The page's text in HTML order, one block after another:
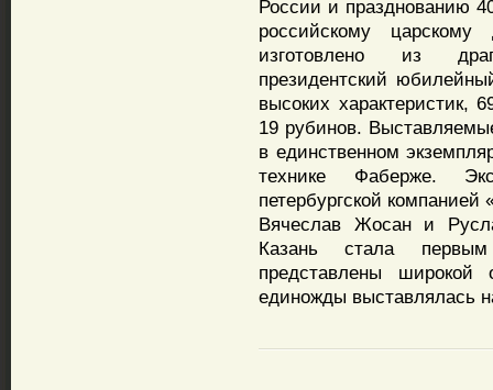
России и празднованию
российскому
изготовлено из
президентский
высоких характеристик,
19 рубинов.
в единственном
технике Фаберже.
петербургской
Вячеслав Жосан и
Казань стала
представлены широкой
единожды выставлялась